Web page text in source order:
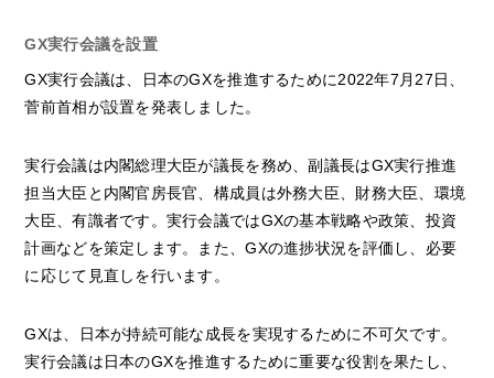
GX実行会議を設置
GX実行会議は、日本のGXを推進するために2022年7月27日、
菅前首相が設置を発表しました。
実行会議は内閣総理大臣が議長を務め、副議長はGX実行推進
担当大臣と内閣官房長官、構成員は外務大臣、財務大臣、環境
大臣、有識者です。実行会議ではGXの基本戦略や政策、投資
計画などを策定します。また、GXの進捗状況を評価し、必要
に応じて見直しを行います。
GXは、日本が持続可能な成長を実現するために不可欠です。
実行会議は日本のGXを推進するために重要な役割を果たし、